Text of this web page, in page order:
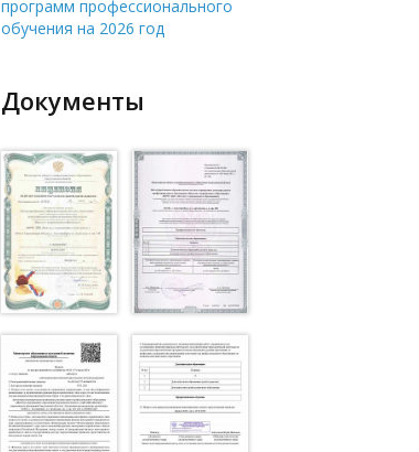
программ профессионального
обучения на 2026 год
Документы